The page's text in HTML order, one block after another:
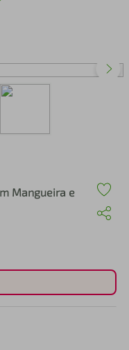
Mangueira e